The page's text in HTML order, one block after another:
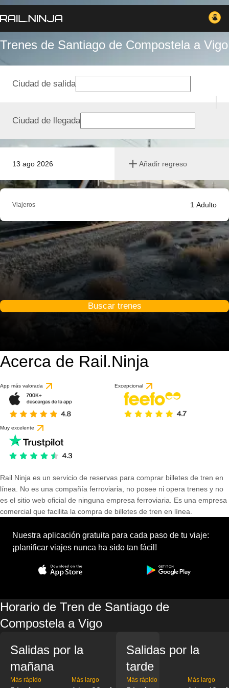
Trenes de Santiago de Compostela a Vigo
13 ago 2026 Añadir regreso
Ciudad de salida
Ciudad de llegada
Viajeros 1 Adulto
Buscar trenes
Acerca de Rail.Ninja
App más valorada Excepcional
Muy excelente
Rail Ninja es un servicio de reservas para comprar billetes de tren en
línea. No es una compañía ferroviaria, no posee ni opera trenes y no
es el sitio web oficial de ninguna empresa ferroviaria. Es una empresa
comercial que facilita la compra de billetes de tren en línea.
Nuestra aplicación gratuita para cada paso de tu viaje:
¡planificar viajes nunca ha sido tan fácil!
Horario de Tren de Santiago de
Compostela a Vigo
Salidas por la
mañana
Más rápido Más largo
Salidas por la
tarde
Más rápido Más largo